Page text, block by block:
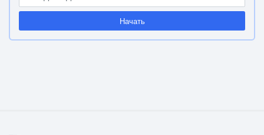
Начать